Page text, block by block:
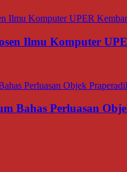
Ilmu Komputer
Bahas Perluasan